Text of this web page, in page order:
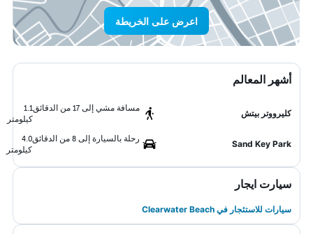
اعرض على الخريطة
أشهر المعالم
كليرووتر بيتش
مسافة مشي إلى 17 من الدقائق
1.1
كيلومتر
Sand Key Park
رحلة بالسيارة إلى 8 من الدقائق
4.0
كيلومتر
سيارت ايجار
سيارات للاستئجار في Clearwater Beach